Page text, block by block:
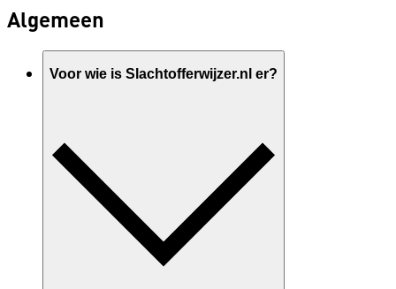
Algemeen
Voor wie is Slachtofferwijzer.nl er?